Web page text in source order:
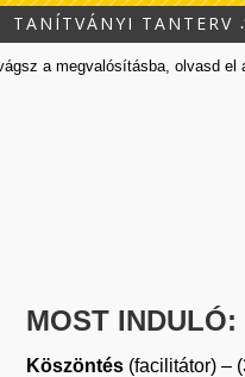
TANÍTVÁNYI TANTERV
a megvalósításba, olvasd el
MOST INDULÓ:
Köszöntés (facilitátor) –